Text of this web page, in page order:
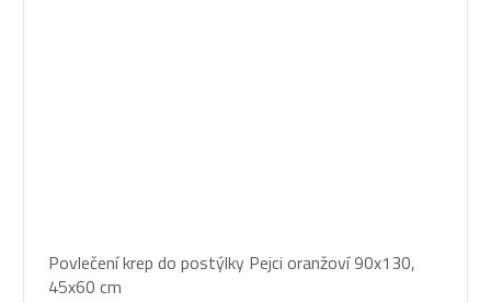
Povlečení krep do postýlky Pejci oranžoví 90x130,
45x60 cm